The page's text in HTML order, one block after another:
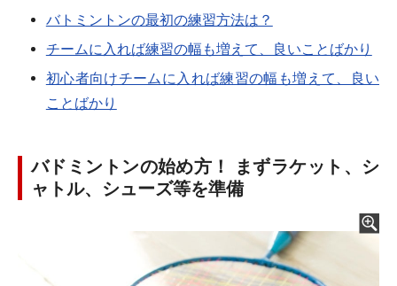
バトミントンの最初の練習方法は？
チームに入れば練習の幅も増えて、良いことばかり
初心者向けチームに入れば練習の幅も増えて、良い
ことばかり
バドミントンの始め方！ まずラケット、シ
ャトル、シューズ等を準備